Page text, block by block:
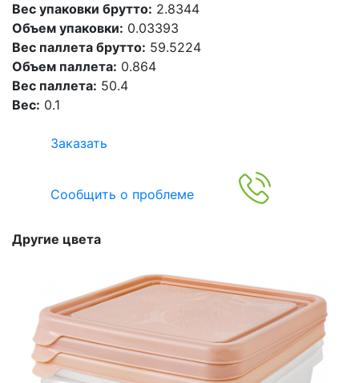
Вес упаковки брутто: 2.8344
Объем упаковки: 0.03393
Вес паллета брутто: 59.5224
Объем паллета: 0.864
Вес паллета: 50.4
Вес: 0.1
Заказать
Сообщить о проблеме
Другие цвета